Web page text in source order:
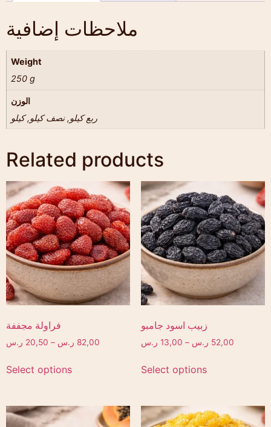
ملاحظات إضافية
Weight
250 g
الوزن
ربع كيلو, نصف كيلو, كيلو
Related products
فراولة مجففة
20,50 ر.س – 82,00 ر.س
Select options
زبيب اسود جامبو
13,00 ر.س – 52,00 ر.س
Select options